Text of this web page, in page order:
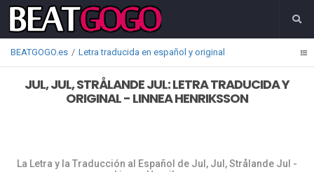
BEATGOGO.es Letra traducida en español y original
JUL, JUL, STRÅLANDE JUL: LETRA TRADUCIDA Y
ORIGINAL - LINNEA HENRIKSSON
La Letra y la Traducción al Español de Jul, Jul, Strålande Jul -